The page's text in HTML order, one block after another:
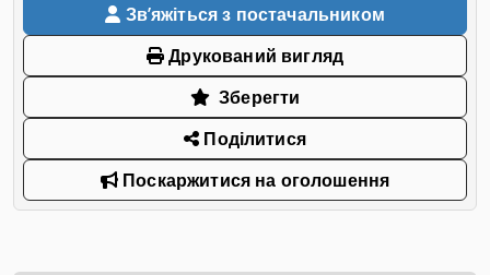
Звʼяжіться з постачальником
Друкований вигляд
Зберегти
Поділитися
Поскаржитися на оголошення